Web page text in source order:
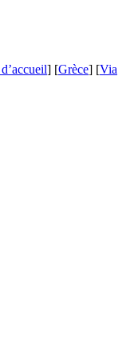
] [Grèce] [Via